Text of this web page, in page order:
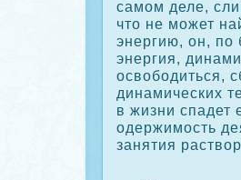
самом деле,
что не может
энергию, он,
энергия,
освободиться,
динамических
в жизни спадет
одержимость
занятия